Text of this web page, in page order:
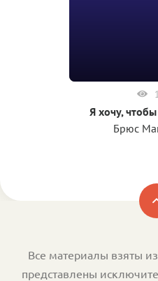
Я хочу,
Брюс
Все материалы взяты
представлены